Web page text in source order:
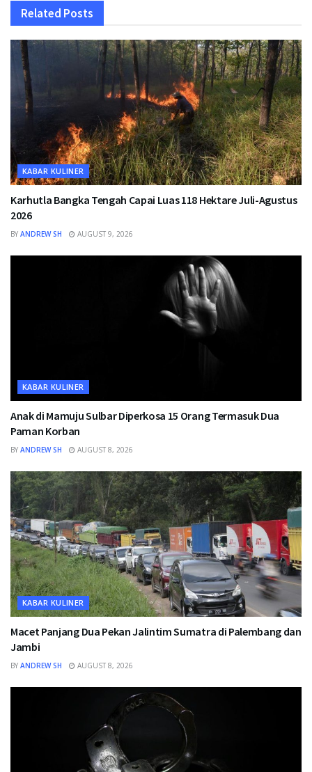
Related Posts
KABAR KULINER
Karhutla Bangka Tengah Capai Luas 118 Hektare Juli-Agustus
2026
BY ANDREW SH AUGUST 9, 2026
KABAR KULINER
Anak di Mamuju Sulbar Diperkosa 15 Orang Termasuk Dua
Paman Korban
BY ANDREW SH AUGUST 8, 2026
KABAR KULINER
Macet Panjang Dua Pekan Jalintim Sumatra di Palembang dan
Jambi
BY ANDREW SH AUGUST 8, 2026